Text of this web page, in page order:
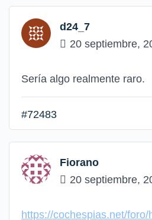
d24_7
20 septiembre,
Sería algo realmente raro.
#72483
Fiorano
20 septiembre,
https://cochespias.net/